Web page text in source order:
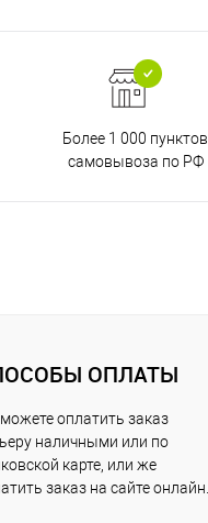
Более 1 000 пунктов
самовывоза по РФ
ОПЛАТЫ
оплатить заказ
наличными или по
карте, или же
заказ на сайте онлайн.